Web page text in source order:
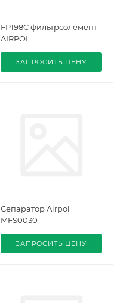
FP198C фильтроэлемент
AIRPOL
ЗАПРОСИТЬ ЦЕНУ
Сепаратор Airpol
MFS0030
ЗАПРОСИТЬ ЦЕНУ